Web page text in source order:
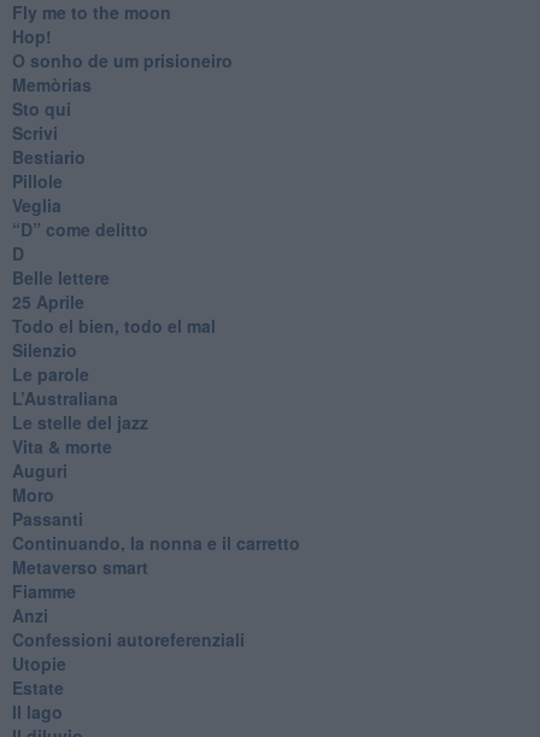
Fly me to the moon
Hop!
O sonho de um prisioneiro
Memòrias
Sto qui
Scrivi
Bestiario
Pillole
Veglia
​“D” come delitto
D
Belle lettere
25 Aprile
Todo el bien, todo el mal
Silenzio
Le parole
​L’Australiana
Le stelle del jazz
Vita & morte
Auguri
Moro
Passanti
Continuando, la nonna e il carretto
Metaverso smart
Fiamme
Anzi
Confessioni autoreferenziali
Utopie
Estate
Il lago